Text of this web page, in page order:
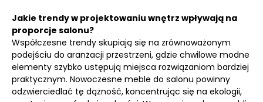
Jakie trendy w projektowaniu wnętrz wpływają na
proporcje salonu?
Współczesne trendy skupiają się na zrównoważonym
podejściu do aranżacji przestrzeni, gdzie chwilowe modne
elementy szybko ustępują miejsca rozwiązaniom bardziej
praktycznym. Nowoczesne meble do salonu powinny
odzwierciedlać tę dążność, koncentrując się na ekologii,